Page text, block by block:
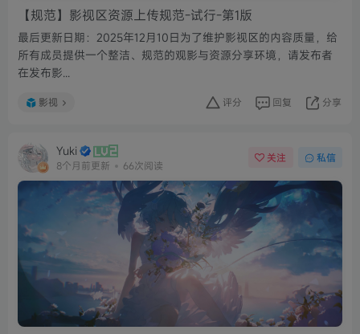
【规范】影视区资源上传规范-试行-第1版
最后更新日期：2025年12月10日为了维护影视区的内容质量，给
所有成员提供一个整洁、规范的观影与资源分享环境，请发布者
在发布影...
影视 评分 回复 分享
Yuki
8个月前更新 66次阅读
关注 私信